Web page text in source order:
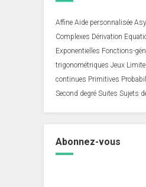
Affine Aide personnalisée
Complexes Dérivation
Exponentielles Fonctions-
trigonométriques Jeux
continues Primitives
Second degré Suites Sujets
Abonnez-vous